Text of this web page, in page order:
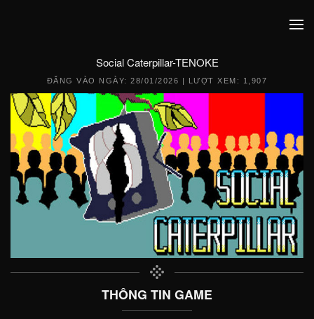
Social Caterpillar-TENOKE
ĐĂNG VÀO NGÀY:28/01/2026 | LƯỢT XEM: 1,907
THÔNG TIN GAME